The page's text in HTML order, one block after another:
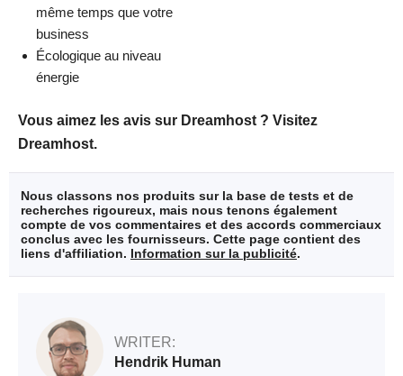
même temps que votre
business
Écologique au niveau
énergie
Vous aimez les avis sur Dreamhost ? Visitez
Dreamhost.
Nous classons nos produits sur la base de tests et de
recherches rigoureux, mais nous tenons également
compte de vos commentaires et des accords commerciaux
conclus avec les fournisseurs. Cette page contient des
liens d'affiliation. Information sur la publicité.
WRITER:
Hendrik Human